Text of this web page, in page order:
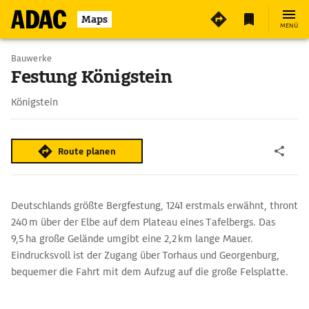
Maps MENÜ
Bauwerke
Festung Königstein
Königstein
Route planen
Deutschlands größte Bergfestung, 1241 erstmals erwähnt, thront
240 m über der Elbe auf dem Plateau eines Tafelbergs. Das
9,5 ha große Gelände umgibt eine 2,2 km lange Mauer.
Eindrucksvoll ist der Zugang über Torhaus und Georgenburg,
bequemer die Fahrt mit dem Aufzug auf die große Felsplatte.